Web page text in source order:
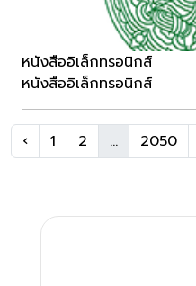
หนังสืออิเล็กทรอนิกส์
หนังสืออิเล็กทรอนิกส์
‹ 1 2 ... 2050